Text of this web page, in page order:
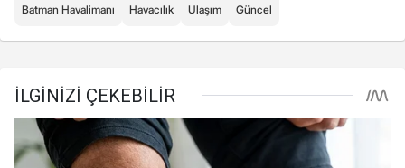
Batman Havalimanı Havacılık Ulaşım Güncel